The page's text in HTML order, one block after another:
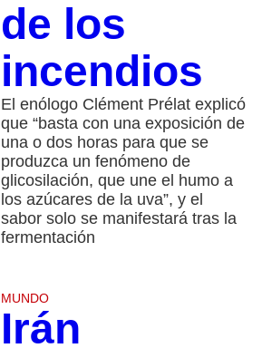
de los
incendios
El enólogo Clément Prélat explicó
que “basta con una exposición de
una o dos horas para que se
produzca un fenómeno de
glicosilación, que une el humo a
los azúcares de la uva”, y el
sabor solo se manifestará tras la
fermentación
MUNDO
Irán